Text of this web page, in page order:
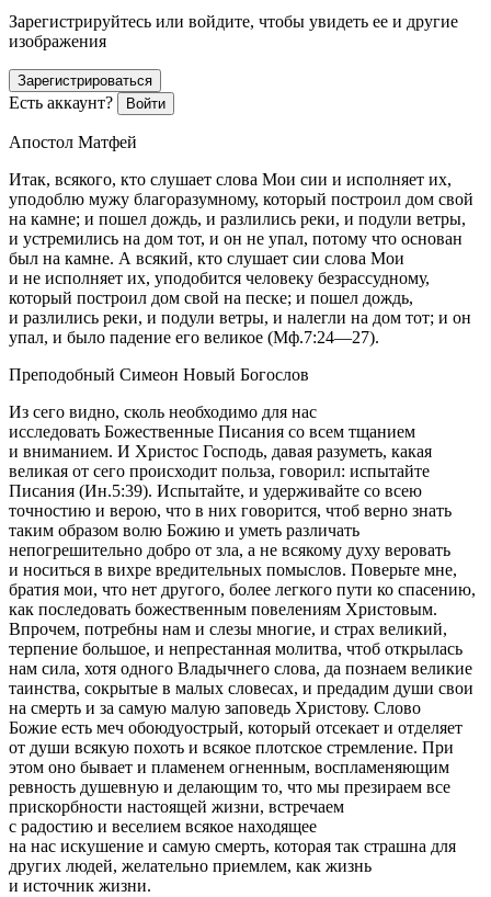
Зарегистрируйтесь или войдите, чтобы увидеть ее и другие
изображения
Зарегистрироваться
Есть аккаунт? Войти
Апостол Матфей
Итак, всякого, кто слушает слова Мои сии и исполняет их,
уподоблю мужу благоразумному, который построил дом свой
на камне; и пошел дождь, и разлились реки, и подули ветры,
и устремились на дом тот, и он не упал, потому что основан
был на камне. А всякий, кто слушает сии слова Мои
и не исполняет их, уподобится человеку безрассудному,
который построил дом свой на песке; и пошел дождь,
и разлились реки, и подули ветры, и налегли на дом тот; и он
упал, и было падение его великое (Мф.7:24—27).
Преподобный Симеон Новый Богослов
Из сего видно, сколь необходимо для нас
исследовать Божественные Писания со всем тщанием
и вниманием. И Христос Господь, давая разуметь, какая
великая от сего происходит польза, говорил: испытайте
Писания (Ин.5:39). Испытайте, и удерживайте со всею
точностию и верою, что в них говорится, чтоб верно знать
таким образом волю Божию и уметь различать
непогрешительно добро от зла, а не всякому духу веровать
и носиться в вихре вредительных помыслов. Поверьте мне,
братия мои, что нет другого, более легкого пути ко спасению,
как последовать божественным повелениям Христовым.
Впрочем, потребны нам и слезы многие, и страх великий,
терпение большое, и непрестанная молитва, чтоб открылась
нам сила, хотя одного Владычнего слова, да познаем великие
таинства, сокрытые в малых словесах, и предадим души свои
на смерть и за самую малую заповедь Христову. Слово
Божие есть меч обоюдуострый, который отсекает и отделяет
от души всякую похоть и всякое плотское стремление. При
этом оно бывает и пламенем огненным, воспламеняющим
ревность душевную и делающим то, что мы презираем все
прискорбности настоящей жизни, встречаем
с радостию и веселием всякое находящее
на нас искушение и самую смерть, которая так страшна для
других людей, желательно приемлем, как жизнь
и источник жизни.